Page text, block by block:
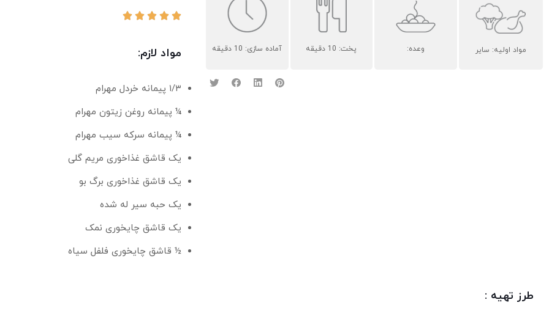
مواد اولیه: سایر وعده: پخت: 10 دقیقه آماده سازی: 10 دقیقه





مواد لازم:
۱/۳ پیمانه خردل مهرام
¼ پیمانه روغن زیتون مهرام
¼ پیمانه سرکه سیب مهرام
یک قاشق غذاخوری مریم گلی
یک قاشق غذاخوری برگ بو
یک حبه سیر له شده
یک قاشق چایخوری نمک
½ قاشق چایخوری فلفل سیاه
طرز تهیه :